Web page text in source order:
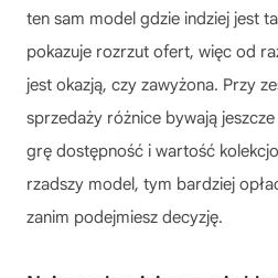
ten sam model gdzie indziej jest
pokazuje rozrzut ofert, więc od
jest okazją, czy zawyżona. Przy
sprzedaży różnice bywają
grę dostępność i wartość
rzadszy model, tym bardziej
zanim podejmiesz decyzję.